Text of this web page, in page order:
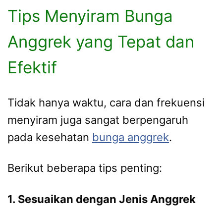
Tips Menyiram Bunga
Anggrek yang Tepat dan
Efektif
Tidak hanya waktu, cara dan frekuensi
menyiram juga sangat berpengaruh
pada kesehatan bunga anggrek.
Berikut beberapa tips penting:
1. Sesuaikan dengan Jenis Anggrek